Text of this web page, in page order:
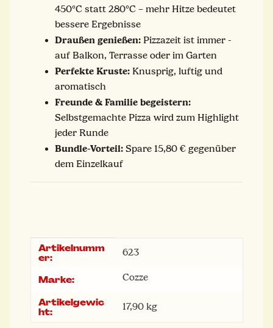
450°C statt 280°C – mehr Hitze bedeutet
bessere Ergebnisse
Draußen genießen: Pizzazeit ist immer -
auf Balkon, Terrasse oder im Garten
Perfekte Kruste: Knusprig, luftig und
aromatisch
Freunde & Familie begeistern:
Selbstgemachte Pizza wird zum Highlight
jeder Runde
Bundle-Vorteil: Spare 15,80 € gegenüber
dem Einzelkauf
Produkteigenschaft
Wert
Artikelnumm
er:
623
Marke: Cozze
Artikelgewic
ht:
17,90 kg